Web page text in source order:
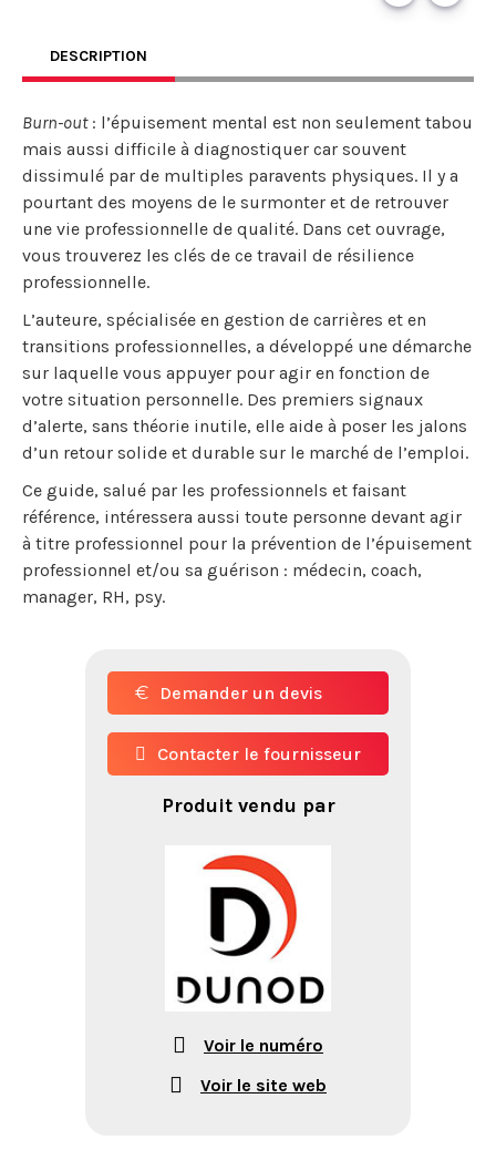
DESCRIPTION
Burn-out: l’épuisement mental est non seulement tabou
mais aussi difficile à diagnostiquer car souvent
dissimulé par de multiples paravents physiques. Il y a
pourtant des moyens de le surmonter et de retrouver
une vie professionnelle de qualité. Dans cet ouvrage,
vous trouverez les clés de ce travail de résilience
professionnelle.
L’auteure, spécialisée en gestion de carrières et en
transitions professionnelles, a développé une démarche
sur laquelle vous appuyer pour agir en fonction de
votre situation personnelle. Des premiers signaux
d’alerte, sans théorie inutile, elle aide à poser les jalons
d’un retour solide et durable sur le marché de l’emploi.
Ce guide, salué par les professionnels et faisant
référence, intéressera aussi toute personne devant agir
à titre professionnel pour la prévention de l’épuisement
professionnel et/ou sa guérison : médecin, coach,
manager, RH, psy.
Demander un devis
Contacter le fournisseur
Produit vendu par
Voir le numéro
Voir le site web